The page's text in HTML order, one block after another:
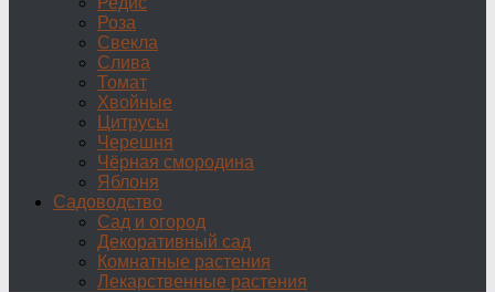
Роза
Свекла
Слива
Томат
Хвойные
Цитрусы
Черешня
Чёрная смородина
Яблоня
Садоводство
Сад и огород
Декоративный сад
Комнатные растения
Лекарственные растения